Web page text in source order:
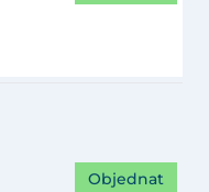
Objednat